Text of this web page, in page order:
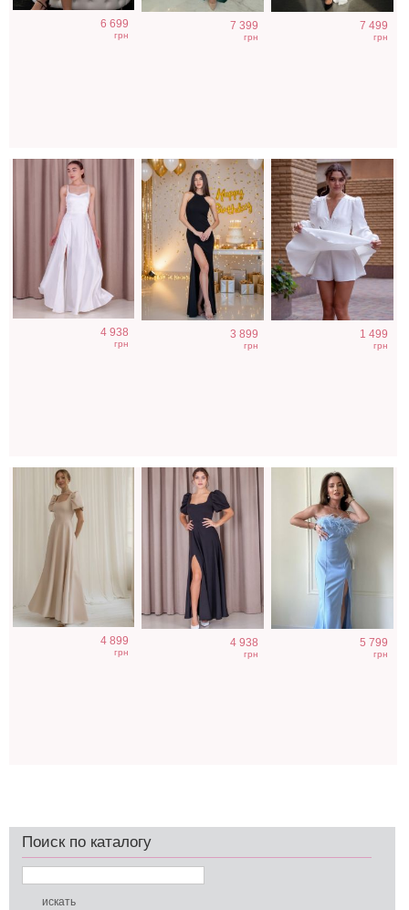
6 699
грн
7 399
грн
7 499
грн
Атласное
длинное платье
на бретелях в
4 938
грн
Облегающее
вечернее платье
черного цвета с
3 899
грн
Коктейльное
короткое платье-
шорты белого
1 499
грн
Светлое бежевое
платье на
короткий рукав
4 899
грн
Элегантное
длинное черное
4 938
грн
Голубое
нарядное
5 799
грн
Поиск по каталогу